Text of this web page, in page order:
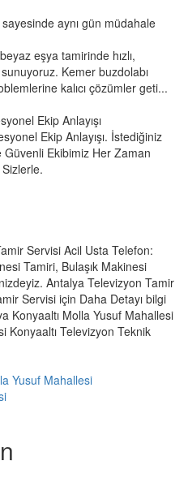
sayesinde aynı gün müdahale
eşya tamirinde hızlı,
Kemer buzdolabı
kalıcı çözümler geti...
Ekip Anlayışı
Ekip Anlayışı. İstediğiniz
Ekibimiz Her Zaman
Servisi Acil Usta Telefon:
Tamiri, Bulaşık Makinesi
Antalya Televizyon Tamir
Servisi için Daha Detayı bilgi
Konyaaltı Molla Yusuf Mahallesi
Konyaaltı Televizyon Teknik
Yusuf Mahallesi